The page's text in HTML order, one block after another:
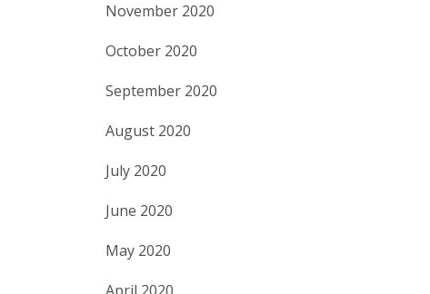
November 2020
October 2020
September 2020
August 2020
July 2020
June 2020
May 2020